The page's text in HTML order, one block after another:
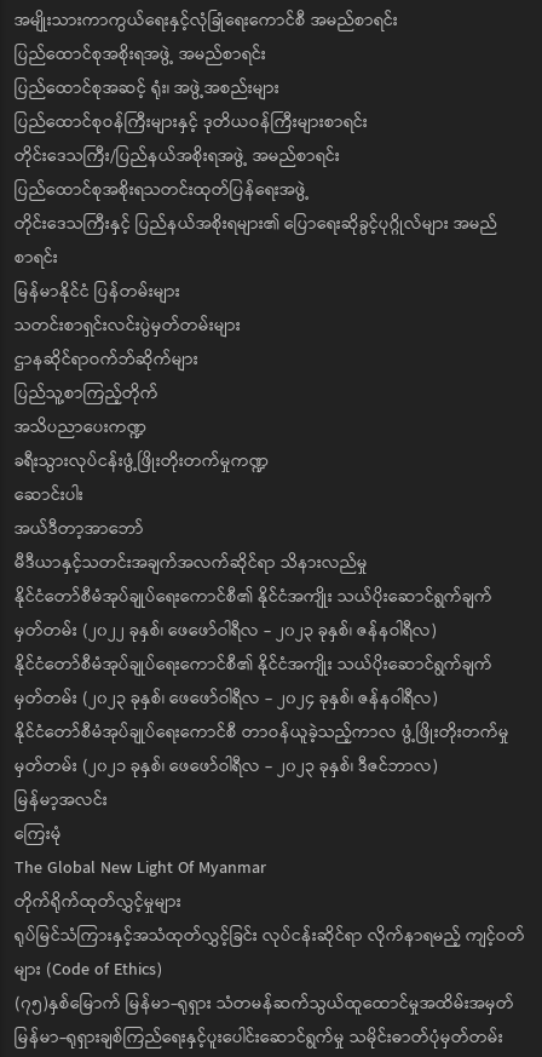
အမျိုးသားကာကွယ်ရေးနှင့်လုံခြုံရေးကောင်စီ အမည်စာရင်း
ပြည်ထောင်စုအစိုးရအဖွဲ့ အမည်စာရင်း
ပြည်ထောင်စုအဆင့် ရုံး၊ အဖွဲ့အစည်းများ
ပြည်ထောင်စုဝန်ကြီးများနှင့် ဒုတိယဝန်ကြီးများစာရင်း
တိုင်းဒေသကြီး/ပြည်နယ်အစိုးရအဖွဲ့ အမည်စာရင်း
ပြည်ထောင်စုအစိုးရသတင်းထုတ်ပြန်ရေးအဖွဲ့
တိုင်းဒေသကြီးနှင့် ပြည်နယ်အစိုးရများ၏ ပြောရေးဆိုခွင့်ပုဂ္ဂိုလ်များ အမည်
စာရင်း
မြန်မာနိုင်ငံ ပြန်တမ်းများ
သတင်းစာရှင်းလင်းပွဲမှတ်တမ်းများ
ဌာနဆိုင်ရာဝက်ဘ်ဆိုက်များ
ပြည်သူ့စာကြည့်တိုက်
အသိပညာပေးကဏ္ဍ
ခရီးသွားလုပ်ငန်းဖွံ့ဖြိုးတိုးတက်မှုကဏ္ဍ
ဆောင်းပါး
အယ်ဒီတာ့အာဘော်
မီဒီယာနှင့်သတင်းအချက်အလက်ဆိုင်ရာ သိနားလည်မှု
နိုင်ငံတော်စီမံအုပ်ချုပ်ရေးကောင်စီ၏ နိုင်ငံအကျိုး သယ်ပိုးဆောင်ရွက်ချက်
မှတ်တမ်း (၂၀၂၂ ခုနှစ်၊ ဖေဖော်ဝါရီလ - ၂၀၂၃ ခုနှစ်၊ ဇန်နဝါရီလ)
နိုင်ငံတော်စီမံအုပ်ချုပ်ရေးကောင်စီ၏ နိုင်ငံအကျိုး သယ်ပိုးဆောင်ရွက်ချက်
မှတ်တမ်း (၂၀၂၃ ခုနှစ်၊ ဖေဖော်ဝါရီလ - ၂၀၂၄ ခုနှစ်၊ ဇန်နဝါရီလ)
နိုင်ငံတော်စီမံအုပ်ချုပ်ရေးကောင်စီ တာဝန်ယူခဲ့သည့်ကာလ ဖွံ့ဖြိုးတိုးတက်မှု
မှတ်တမ်း (၂၀၂၁ ခုနှစ်၊ ဖေဖော်ဝါရီလ - ၂၀၂၃ ခုနှစ်၊ ဒီဇင်ဘာလ)
မြန်မာ့အလင်း
ကြေးမုံ
The Global New Light Of Myanmar
တိုက်ရိုက်ထုတ်လွှင့်မှုများ
ရုပ်မြင်သံကြားနှင့်အသံထုတ်လွှင့်ခြင်း လုပ်ငန်းဆိုင်ရာ လိုက်နာရမည့် ကျင့်ဝတ်
များ (Code of Ethics)
(၇၅)နှစ်မြောက် မြန်မာ-ရုရှား သံတမန်ဆက်သွယ်ထူထောင်မှုအထိမ်းအမှတ်
မြန်မာ-ရုရှားချစ်ကြည်ရေးနှင့်ပူးပေါင်းဆောင်ရွက်မှု သမိုင်းဓာတ်ပုံမှတ်တမ်း